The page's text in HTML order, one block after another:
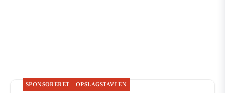
SPONSORERET OPSLAGSTAVLEN